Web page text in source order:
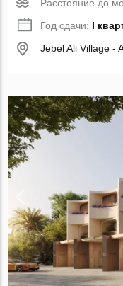
Расстояние до
Год сдачи: I
Jebel Ali Village -